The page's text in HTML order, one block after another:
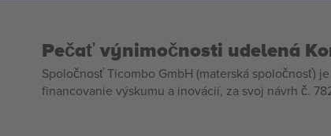
Pečať výnimočnosti udelená
Spoločnosť Ticombo GmbH (materská spoločnosť)
financovanie výskumu a inovácií, za svoj návrh č.